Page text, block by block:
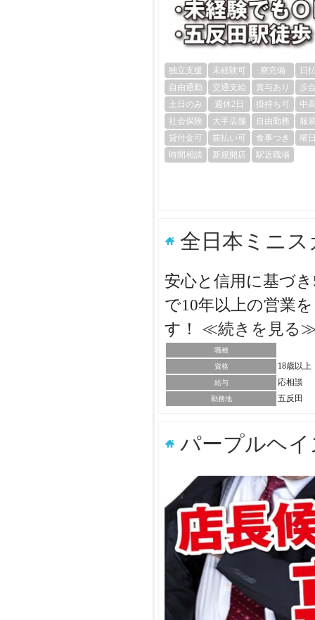
独立支援 未経験可 寮完備
日
自由通勤
交通支給 賞与あり
歩
土日のみ
週休2日 掛持ち可
中
社会保険
大手店舗 自由勤務
服
貸付金可
前払い可 食事つき
曜
時間相談
新規開店 駅近職場
全日本ミニス
安心と信用に基づ
で10年以上の営業
す！ ≪続きを見る
職種
資格 18歳以上
給与 応相談
勤務地 五反田
パープルヘイ